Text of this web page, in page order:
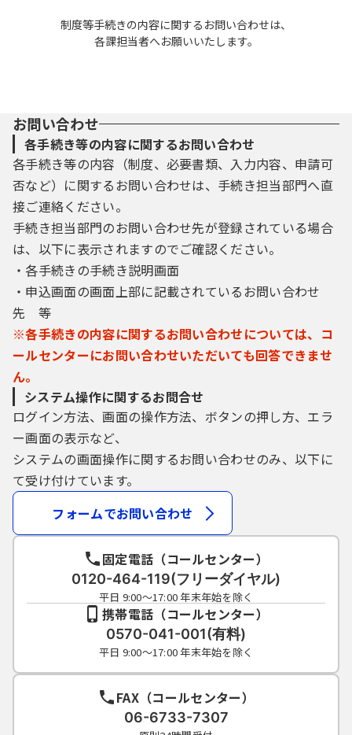
制度等手続きの内容に関するお問い合わせは、
各課担当者へお願いいたします。
お問い合わせ
各手続き等の内容に関するお問い合わせ
各手続き等の内容（制度、必要書類、入力内容、申請可
否など）に関するお問い合わせは、手続き担当部門へ直
接ご連絡ください。
手続き担当部門のお問い合わせ先が登録されている場合
は、以下に表示されますのでご確認ください。
・各手続きの手続き説明画面
・申込画面の画面上部に記載されているお問い合わせ
先 等
※各手続きの内容に関するお問い合わせについては、コ
ールセンターにお問い合わせいただいても回答できませ
ん。
システム操作に関するお問合せ
ログイン方法、画面の操作方法、ボタンの押し方、エラ
ー画面の表示など、
システムの画面操作に関するお問い合わせのみ、以下に
て受け付けています。
フォームでお問い合わせ
固定電話（コールセンター）
0120-464-119(フリーダイヤル)
平日 9:00～17:00 年末年始を除く
携帯電話（コールセンター）
0570-041-001(有料)
平日 9:00～17:00 年末年始を除く
FAX（コールセンター）
06-6733-7307